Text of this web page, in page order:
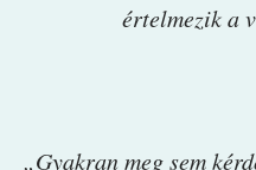
értelmezik a
„Gyakran meg sem